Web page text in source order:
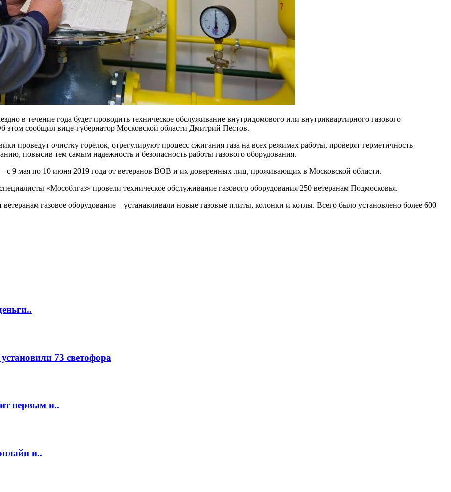
в течение года будет проводить техническое обслуживание внутридомового или внутриквартирного газового
этом сообщил вице-губернатор Московской области Дмитрий Пестов.
проведут очистку горелок, отрегулируют процесс сжигания газа на всех режимах работы, проверят герметичность
повысив тем самым надежность и безопасность работы газового оборудования.
с 9 мая по 10 июня 2019 года от ветеранов ВОВ и их доверенных лиц, проживающих в Московской области.
«Мособлгаз» провели техническое обслуживание газового оборудования 250 ветеранам Подмосковья.
газовое оборудование – устанавливали новые газовые плиты, колонки и котлы. Всего было установлено более 600
73 светофора
первым и..
и..